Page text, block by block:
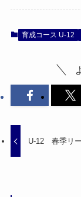
育成コース U-12
U-12 春季リ